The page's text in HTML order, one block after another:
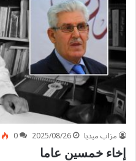
مزاب ميديا 2025/08/26
0
إخاء خمسين عاما